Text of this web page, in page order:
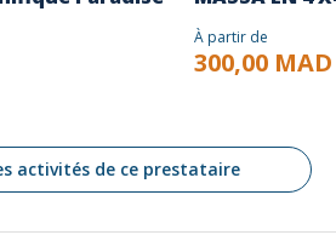
À partir de
300,00 MAD
activités de ce prestataire